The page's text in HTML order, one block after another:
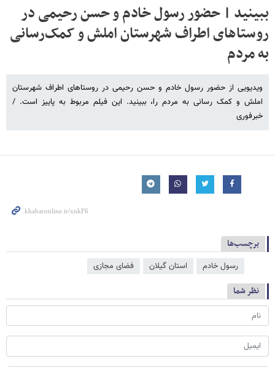
ببینید | حضور رسول خادم و حسن رحیمی در
روستاهای اطراف شهرستان املش و کمک‌رسانی
به مردم
ویدیویی از حضور رسول خادم و حسن رحیمی در روستاهای اطراف شهرستان
املش و کمک رسانی به مردم را، ببینید. این فیلم مربوط به پاییز است. /
خبرفوری
برچسب‌ها
رسول خادم استان گیلان فضای مجازی
نظر شما